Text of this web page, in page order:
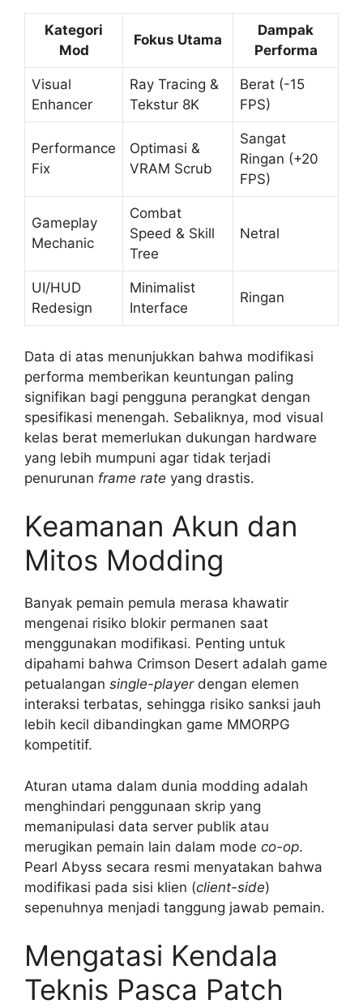
Kategori
Mod
Fokus Utama
Dampak
Performa
Visual
Enhancer
Ray Tracing &
Tekstur 8K
Berat (-15
FPS)
Performance
Fix
Optimasi &
VRAM Scrub
Sangat
Ringan (+20
FPS)
Gameplay
Mechanic
Combat
Speed & Skill
Tree
Netral
UI/HUD
Redesign
Minimalist
Interface
Ringan
Data di atas menunjukkan bahwa modifikasi
performa memberikan keuntungan paling
signifikan bagi pengguna perangkat dengan
spesifikasi menengah. Sebaliknya, mod visual
kelas berat memerlukan dukungan hardware
yang lebih mumpuni agar tidak terjadi
penurunan frame rate yang drastis.
Keamanan Akun dan
Mitos Modding
Banyak pemain pemula merasa khawatir
mengenai risiko blokir permanen saat
menggunakan modifikasi. Penting untuk
dipahami bahwa Crimson Desert adalah game
petualangan single-playerdengan elemen
interaksi terbatas, sehingga risiko sanksi jauh
lebih kecil dibandingkan game MMORPG
kompetitif.
Aturan utama dalam dunia modding adalah
menghindari penggunaan skrip yang
memanipulasi data server publik atau
merugikan pemain lain dalam mode co-op.
Pearl Abyss secara resmi menyatakan bahwa
modifikasi pada sisi klien (client-side)
sepenuhnya menjadi tanggung jawab pemain.
Mengatasi Kendala
Teknis Pasca Patch